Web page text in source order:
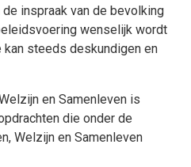
inspraak van de bevolking
wenselijk wordt
steeds deskundigen en
en Samenleven is
die onder de
Welzijn en Samenleven